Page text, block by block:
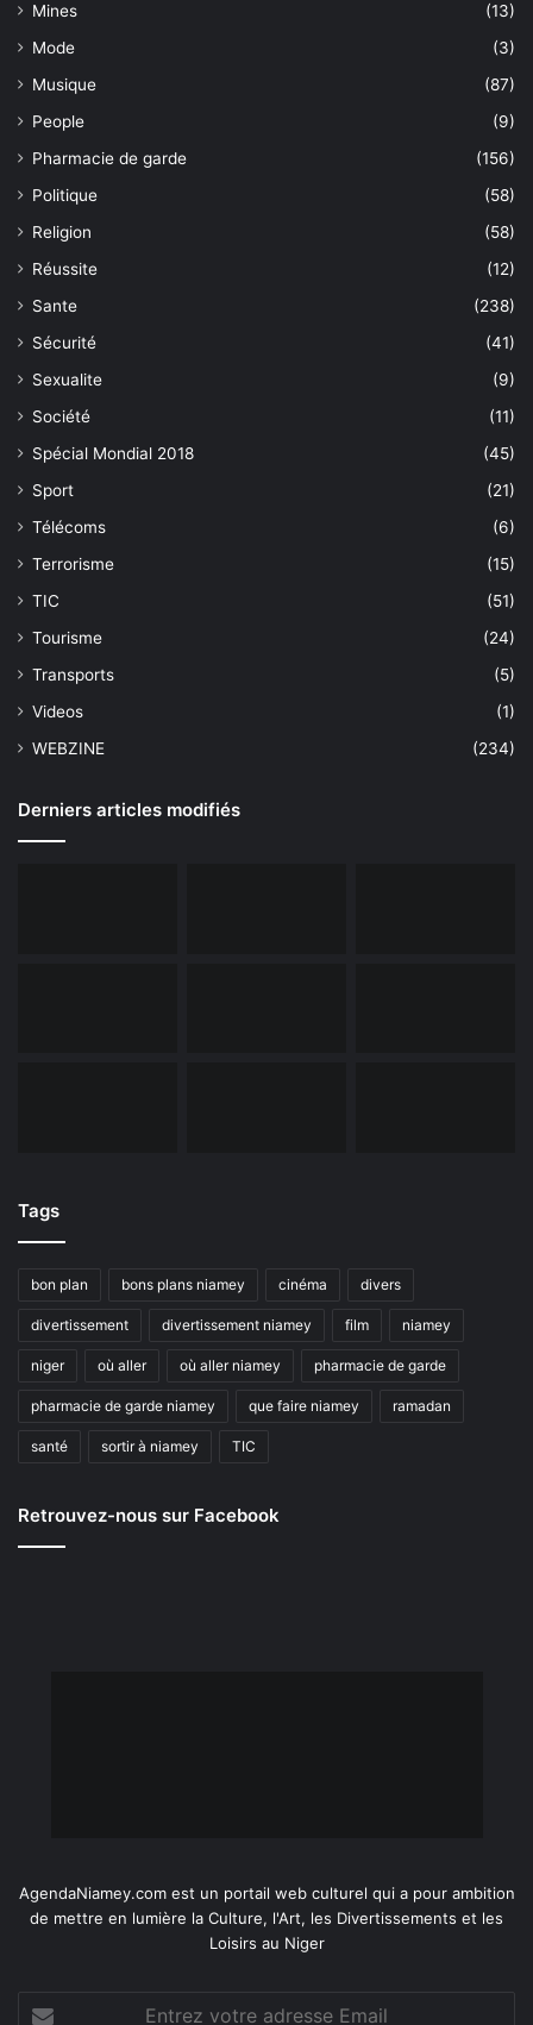
Mines
(13)
Mode
(3)
Musique
(87)
People
(9)
Pharmacie de garde
(156)
Politique
(58)
Religion
(58)
Réussite
(12)
Sante
(238)
Sécurité
(41)
Sexualite
(9)
Société
(11)
Spécial Mondial 2018
(45)
Sport
(21)
Télécoms
(6)
Terrorisme
(15)
TIC
(51)
Tourisme
(24)
Transports
(5)
Videos
(1)
WEBZINE
(234)
Derniers articles modifiés
Tags
bon plan bons plans niamey cinéma divers
divertissement divertissement niamey film niamey
niger où aller où aller niamey pharmacie de garde
pharmacie de garde niamey que faire niamey ramadan
santé sortir à niamey TIC
Retrouvez-nous sur Facebook
AgendaNiamey.com est un portail web culturel qui a pour ambition
de mettre en lumière la Culture, l'Art, les Divertissements et les
Loisirs au Niger